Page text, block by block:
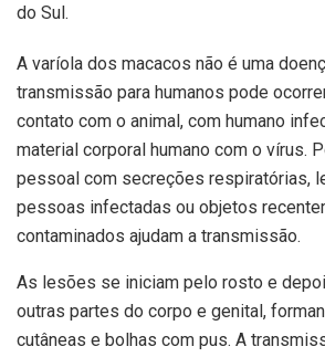
do Sul.
A varíola dos macacos não é uma
transmissão para humanos pode
contato com o animal, com humano
material corporal humano com o vírus.
pessoal com secreções respiratórias,
pessoas infectadas ou objetos
contaminados ajudam a transmissão.
As lesões se iniciam pelo rosto e
outras partes do corpo e genital,
cutâneas e bolhas com pus. A